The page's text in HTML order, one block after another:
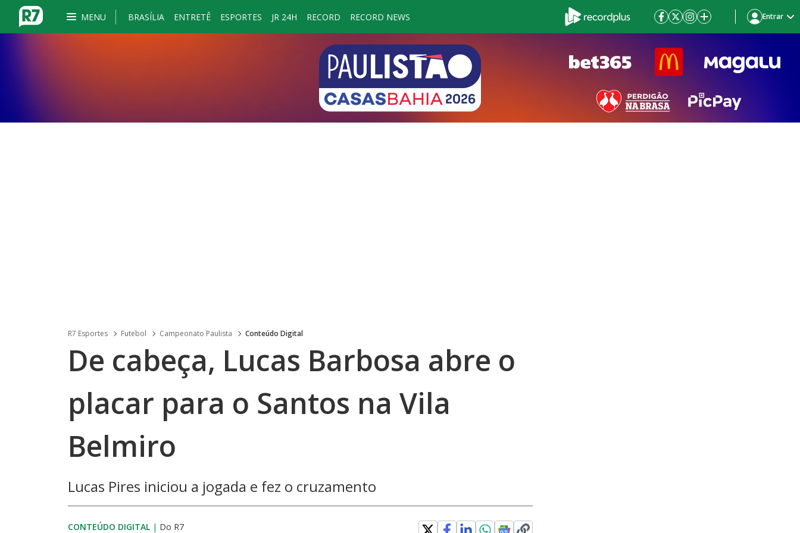
MENU BRASÍLIA ENTRETÊ ESPORTES JR 24H RECORD RECORD NEWS Entrar
R7 Esportes Futebol Campeonato Paulista Conteúdo Digital
De cabeça, Lucas Barbosa abre o
placar para o Santos na Vila
Belmiro
Lucas Pires iniciou a jogada e fez o cruzamento
CONTEÚDO DIGITAL | Do R7